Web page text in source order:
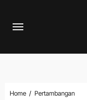
Home
Pertambangan